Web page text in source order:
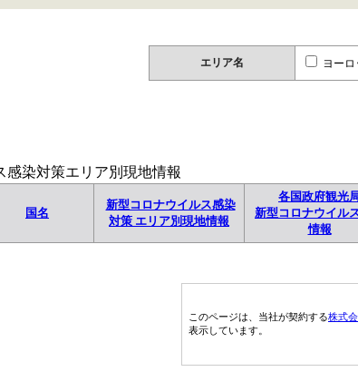
エリア名 ヨーロ
感染対策エリア別現地情報
国名
新型コロナウイルス感染
対策 エリア別現地情報
各国政府観光
新型コロナウイル
情報
このページは、当社が契約する株式
表示しています。